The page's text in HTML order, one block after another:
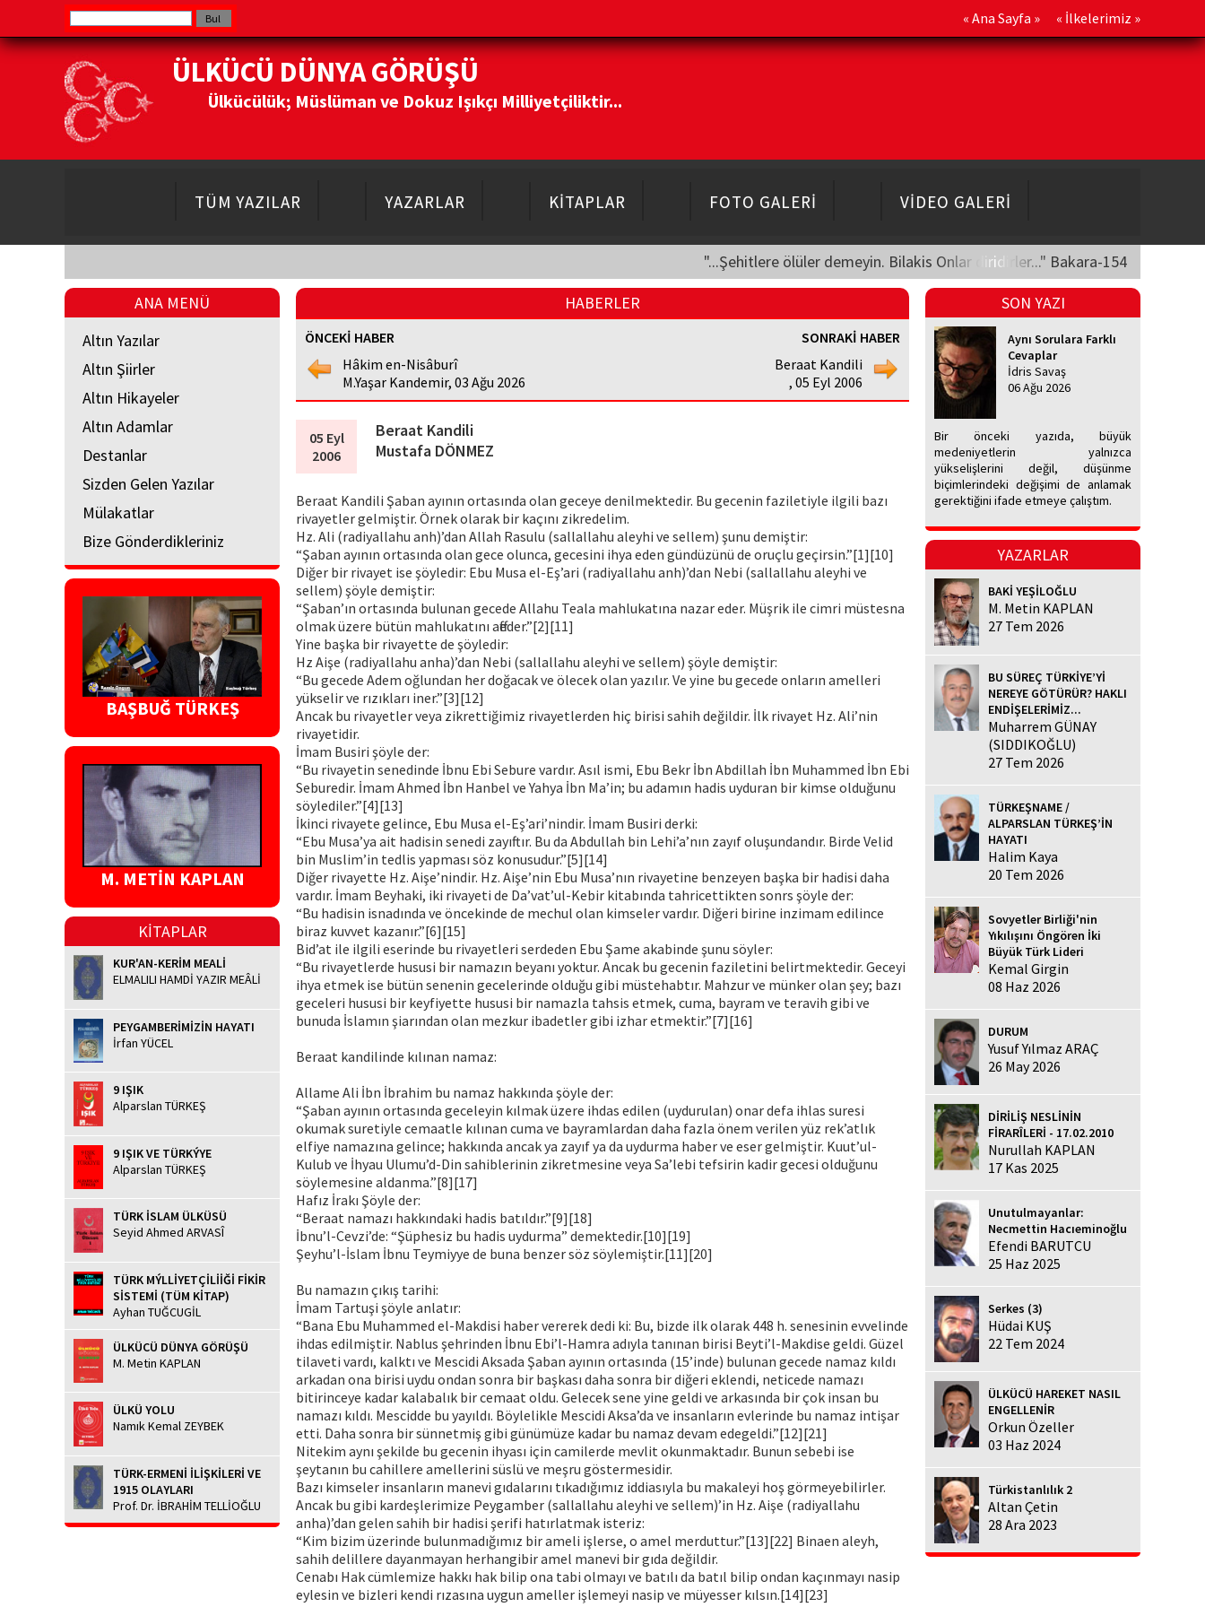
« Ana Sayfa » « İlkelerimiz »
ÜLKÜCÜ DÜNYA GÖRÜŞÜ
Ülkücülük; Müslüman ve Dokuz Işıkçı Milliyetçiliktir...
TÜM YAZILAR YAZARLAR KİTAPLAR FOTO GALERİ VİDEO GALERİ
"...Şehitlere ölüler demeyin. Bilakis Onlar diridirler..." Bakara-154
ANA MENÜ
Altın Yazılar
Altın Şiirler
Altın Hikayeler
Altın Adamlar
Destanlar
Sizden Gelen Yazılar
Mülakatlar
Bize Gönderdikleriniz
BAŞBUĞ TÜRKEŞ
M. METİN KAPLAN
KİTAPLAR
KUR'AN-KERİM MEALİ
ELMALILI HAMDİ YAZIR MEÂLİ
PEYGAMBERİMİZİN HAYATI
İrfan YÜCEL
9 IŞIK
Alparslan TÜRKEŞ
9 IŞIK VE TÜRKÝYE
Alparslan TÜRKEŞ
TÜRK İSLAM ÜLKÜSÜ
Seyid Ahmed ARVASÎ
TÜRK MÝLLİYETÇİLİİĞİ FİKİR
SİSTEMİ (TÜM KİTAP)
Ayhan TUĞCUGİL
ÜLKÜCÜ DÜNYA GÖRÜŞÜ
M. Metin KAPLAN
ÜLKÜ YOLU
Namık Kemal ZEYBEK
TÜRK-ERMENİ İLİŞKİLERİ VE
1915 OLAYLARI
Prof. Dr. İBRAHİM TELLİOĞLU
HABERLER
ÖNCEKİ HABER
Hâkim en-Nisâburî
M.Yaşar Kandemir, 03 Ağu 2026
SONRAKİ HABER
Beraat Kandili
, 05 Eyl 2006
05 Eyl
2006
Beraat Kandili
Mustafa DÖNMEZ
Beraat Kandili Şaban ayının ortasında olan geceye denilmektedir. Bu gecenin faziletiyle ilgili bazı
rivayetler gelmiştir. Örnek olarak bir kaçını zikredelim.
Hz. Ali (radiyallahu anh)’dan Allah Rasulu (sallallahu aleyhi ve sellem) şunu demiştir:
“Şaban ayının ortasında olan gece olunca, gecesini ihya eden gündüzünü de oruçlu geçirsin.”[1][10]
Diğer bir rivayet ise şöyledir: Ebu Musa el-Eş’ari (radiyallahu anh)’dan Nebi (sallallahu aleyhi ve
sellem) şöyle demiştir:
“Şaban’ın ortasında bulunan gecede Allahu Teala mahlukatına nazar eder. Müşrik ile cimri müstesna
olmak üzere bütün mahlukatını affeder.”[2][11]
Yine başka bir rivayette de şöyledir:
Hz Aişe (radiyallahu anha)’dan Nebi (sallallahu aleyhi ve sellem) şöyle demiştir:
“Bu gecede Adem oğlundan her doğacak ve ölecek olan yazılır. Ve yine bu gecede onların amelleri
yükselir ve rızıkları iner.”[3][12]
Ancak bu rivayetler veya zikrettiğimiz rivayetlerden hiç birisi sahih değildir. İlk rivayet Hz. Ali’nin
rivayetidir.
İmam Busiri şöyle der:
“Bu rivayetin senedinde İbnu Ebi Sebure vardır. Asıl ismi, Ebu Bekr İbn Abdillah İbn Muhammed İbn Ebi
Seburedir. İmam Ahmed İbn Hanbel ve Yahya İbn Ma’in; bu adamın hadis uyduran bir kimse olduğunu
söylediler.”[4][13]
İkinci rivayete gelince, Ebu Musa el-Eş’ari’nindir. İmam Busiri derki:
“Ebu Musa’ya ait hadisin senedi zayıftır. Bu da Abdullah bin Lehi’a’nın zayıf oluşundandır. Birde Velid
bin Muslim’in tedlis yapması söz konusudur.”[5][14]
Diğer rivayette Hz. Aişe’nindir. Hz. Aişe’nin Ebu Musa’nın rivayetine benzeyen başka bir hadisi daha
vardır. İmam Beyhaki, iki rivayeti de Da’vat’ul-Kebir kitabında tahricettikten sonrs şöyle der:
“Bu hadisin isnadında ve öncekinde de mechul olan kimseler vardır. Diğeri birine inzimam edilince
biraz kuvvet kazanır.”[6][15]
Bid’at ile ilgili eserinde bu rivayetleri serdeden Ebu Şame akabinde şunu söyler:
“Bu rivayetlerde hususi bir namazın beyanı yoktur. Ancak bu gecenin faziletini belirtmektedir. Geceyi
ihya etmek ise bütün senenin gecelerinde olduğu gibi müstehabtır. Mahzur ve münker olan şey; bazı
geceleri hususi bir keyfiyette hususi bir namazla tahsis etmek, cuma, bayram ve teravih gibi ve
bunuda İslamın şiarından olan mezkur ibadetler gibi izhar etmektir.”[7][16]
Beraat kandilinde kılınan namaz:
Allame Ali İbn İbrahim bu namaz hakkında şöyle der:
“Şaban ayının ortasında geceleyin kılmak üzere ihdas edilen (uydurulan) onar defa ihlas suresi
okumak suretiyle cemaatle kılınan cuma ve bayramlardan daha fazla önem verilen yüz rek’atlık
elfiye namazına gelince; hakkında ancak ya zayıf ya da uydurma haber ve eser gelmiştir. Kuut’ul-
Kulub ve İhyau Ulumu’d-Din sahiblerinin zikretmesine veya Sa’lebi tefsirin kadir gecesi olduğunu
söylemesine aldanma.”[8][17]
Hafız İrakı Şöyle der:
“Beraat namazı hakkındaki hadis batıldır.”[9][18]
İbnu’l-Cevzi’de: “Şüphesiz bu hadis uydurma” demektedir.[10][19]
Şeyhu’l-İslam İbnu Teymiyye de buna benzer söz söylemiştir.[11][20]
Bu namazın çıkış tarihi:
İmam Tartuşi şöyle anlatır:
“Bana Ebu Muhammed el-Makdisi haber vererek dedi ki: Bu, bizde ilk olarak 448 h. senesinin evvelinde
ihdas edilmiştir. Nablus şehrinden İbnu Ebi’l-Hamra adıyla tanınan birisi Beyti’l-Makdise geldi. Güzel
tilaveti vardı, kalktı ve Mescidi Aksada Şaban ayının ortasında (15’inde) bulunan gecede namaz kıldı
arkadan ona birisi uydu ondan sonra bir başkası daha sonra bir diğeri eklendi, neticede namazı
bitirinceye kadar kalabalık bir cemaat oldu. Gelecek sene yine geldi ve arkasında bir çok insan bu
namazı kıldı. Mescidde bu yayıldı. Böylelikle Mescidi Aksa’da ve insanların evlerinde bu namaz intişar
etti. Daha sonra bir sünnetmiş gibi günümüze kadar bu namaz devam edegeldi.”[12][21]
Nitekim aynı şekilde bu gecenin ihyası için camilerde mevlit okunmaktadır. Bunun sebebi ise
şeytanın bu cahillere amellerini süslü ve meşru göstermesidir.
Bazı kimseler insanların manevi gıdalarını tıkadığımız iddiasıyla bu makaleyi hoş görmeyebilirler.
Ancak bu gibi kardeşlerimize Peygamber (sallallahu aleyhi ve sellem)’in Hz. Aişe (radiyallahu
anha)’dan gelen sahih bir hadisi şerifi hatırlatmak isteriz:
“Kim bizim üzerinde bulunmadığımız bir ameli işlerse, o amel merduttur.”[13][22] Binaen aleyh,
sahih delillere dayanmayan herhangibir amel manevi bir gıda değildir.
Cenabı Hak cümlemize hakkı hak bilip ona tabi olmayı ve batılı da batıl bilip ondan kaçınmayı nasip
eylesin ve bizleri kendi rızasına uygun ameller işlemeyi nasip ve müyesser kılsın.[14][23]
SON YAZI
Aynı Sorulara Farklı
Cevaplar
İdris Savaş
06 Ağu 2026
Bir önceki yazıda, büyük
medeniyetlerin yalnızca
yükselişlerini değil, düşünme
biçimlerindeki değişimi de anlamak
gerektiğini ifade etmeye çalıştım.
YAZARLAR
BAKİ YEŞİLOĞLU
M. Metin KAPLAN
27 Tem 2026
BU SÜREÇ TÜRKİYE’Yİ
NEREYE GÖTÜRÜR? HAKLI
ENDİŞELERİMİZ...
Muharrem GÜNAY
(SIDDIKOĞLU)
27 Tem 2026
TÜRKEŞNAME /
ALPARSLAN TÜRKEŞ’İN
HAYATI
Halim Kaya
20 Tem 2026
Sovyetler Birliği'nin
Yıkılışını Öngören İki
Büyük Türk Lideri
Kemal Girgin
08 Haz 2026
DURUM
Yusuf Yılmaz ARAÇ
26 May 2026
DİRİLİŞ NESLİNİN
FİRARÎLERİ - 17.02.2010
Nurullah KAPLAN
17 Kas 2025
Unutulmayanlar:
Necmettin Hacıeminoğlu
Efendi BARUTCU
25 Haz 2025
Serkes (3)
Hüdai KUŞ
22 Tem 2024
ÜLKÜCÜ HAREKET NASIL
ENGELLENİR
Orkun Özeller
03 Haz 2024
Türkistanlılık 2
Altan Çetin
28 Ara 2023